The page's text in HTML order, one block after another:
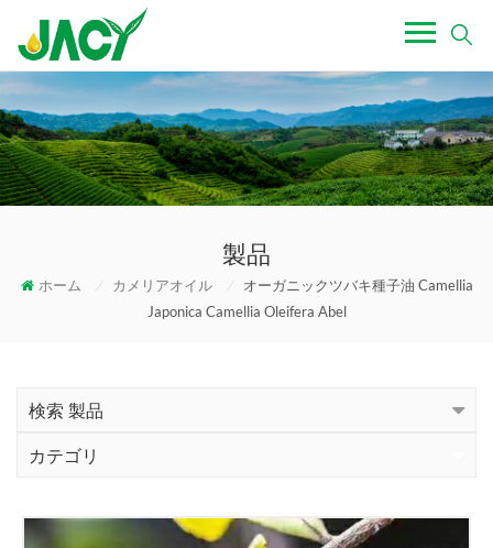
製品
ホーム / カメリアオイル /
オーガニックツバキ種子油 Camellia
Japonica Camellia Oleifera Abel
検索 製品
カテゴリ